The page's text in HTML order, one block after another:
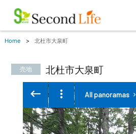
Home 北杜市大泉町
売地 北杜市大泉町